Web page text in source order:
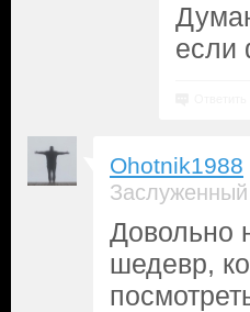
если
Ohotnik1988
Заслуженный
Довольно
шедевр,